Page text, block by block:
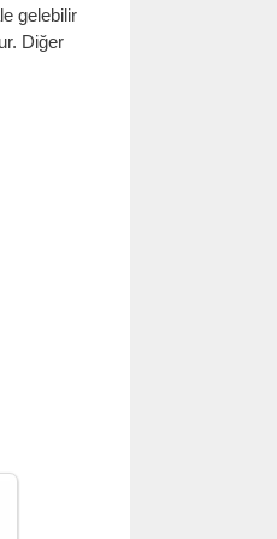
gelebilir
Diğer